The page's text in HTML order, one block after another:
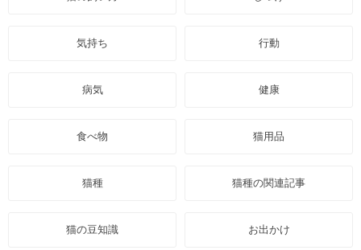
気持ち 行動
病気 健康
食べ物 猫用品
猫種 猫種の関連記事
猫の豆知識 お出かけ